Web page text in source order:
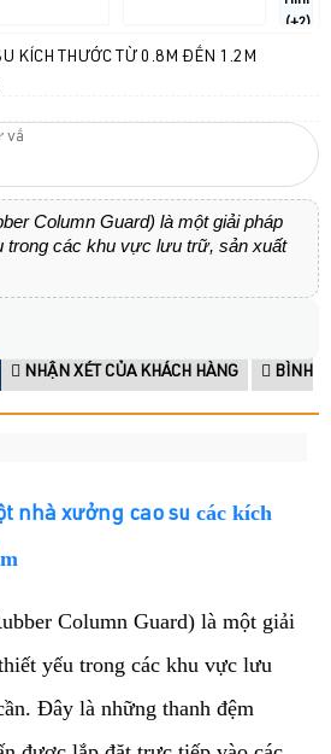
(+2)
KÍCH THƯỚC TỪ 0.8M ĐẾN 1.2M
Column Guard) là một giải pháp
trong các khu vực lưu trữ, sản xuất
NHẬN XÉT CỦA KHÁCH HÀNG
BÌNH
nhà xưởng cao su các kích
Column Guard) là một giải
yếu trong các khu vực lưu
Đây là những thanh đệm